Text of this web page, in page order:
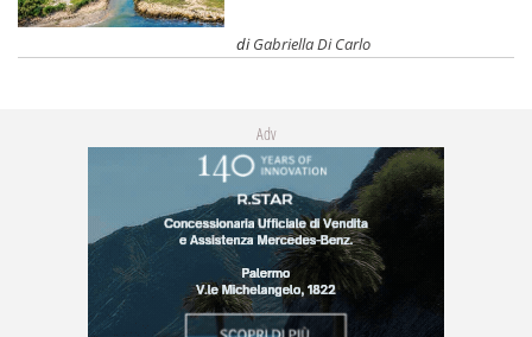
diGabriella Di Carlo
Adv